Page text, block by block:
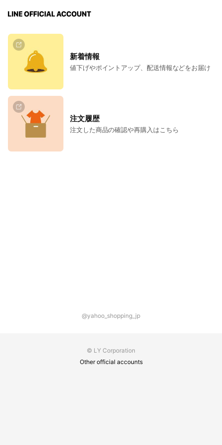
新着情報
値下げやポイントアップ、配送情報などをお届け
注文履歴
注文した商品の確認や再購入はこちら
@yahoo_shopping_jp
© LY Corporation
Other official accounts